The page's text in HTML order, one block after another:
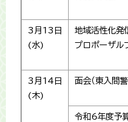
3月13日
(水)
地域活性化発
プロポーザル
3月14日
(木)
面会（東入間
令和6年度予